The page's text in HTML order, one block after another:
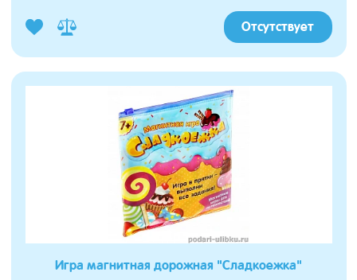
Отсутствует
Игра магнитная дорожная "Сладкоежка"